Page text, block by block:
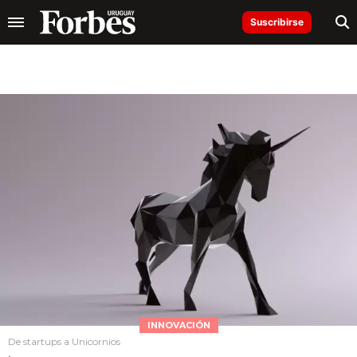
Suscribirse
INNOVACIÓN
De startups a Unicornios
.